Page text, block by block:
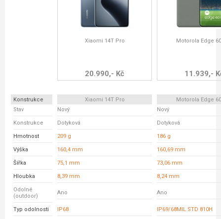
Xiaomi 14T Pro
20.990,- Kč
Motorola Edge
11.939,-
Konstrukce Xiaomi 14T Pro
Motorola Edge
Stav
Nový Nový
Konstrukce Dotyková Dotyková
Hmotnost 209 g 186 g
Výška 160,4 mm 160,69 mm
Šířka 75,1 mm 73,06 mm
Hloubka 8,39 mm 8,24 mm
Odolné
(outdoor)
Ano Ano
Typ odolnosti IP68 IP69/68MIL STD 810H